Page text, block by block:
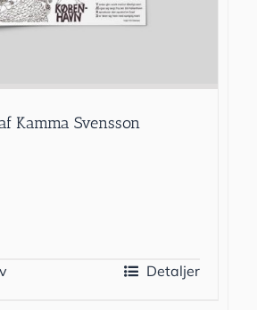
Kamma Svensson
Detaljer